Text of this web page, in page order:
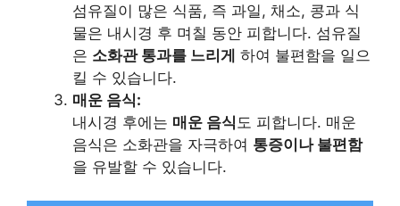
섬유질이 많은 식품, 즉 과일, 채소, 콩과 식
물은 내시경 후 며칠 동안 피합니다. 섬유질
은 소화관 통과를 느리게 하여 불편함을 일으
킬 수 있습니다.
매운 음식:
내시경 후에는 매운 음식 도 피합니다. 매운
음식은 소화관을 자극하여 통증이나 불편함
을 유발할 수 있습니다.